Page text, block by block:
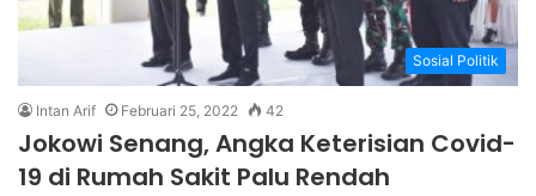
Sosial Politik
Intan Arif Februari 25, 2022 42
Jokowi Senang, Angka Keterisian Covid-
19 di Rumah Sakit Palu Rendah